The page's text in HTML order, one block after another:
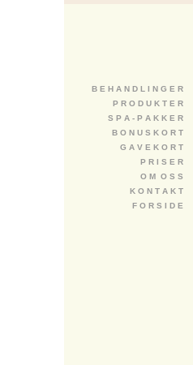
B E H A N D L I N G E R
P R O D U K T E R
S P A - P A K K E R
B O N U S K O R T
G A V E K O R T
P R I S E R
O M O S S
K O N T A K T
F O R S I D E